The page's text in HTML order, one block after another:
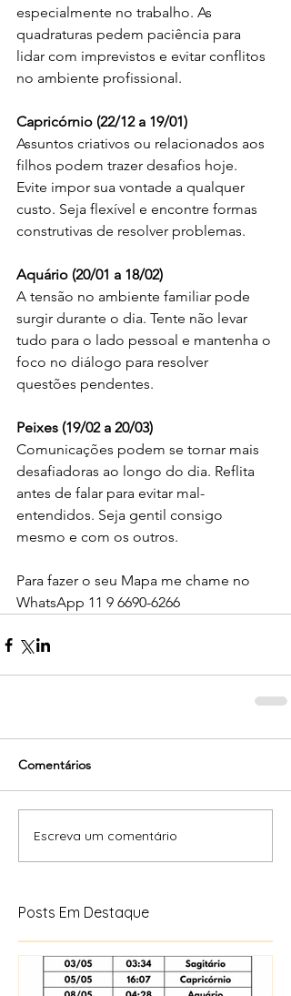
especialmente no trabalho. As
quadraturas pedem paciência para
lidar com imprevistos e evitar conflitos
no ambiente profissional.
Capricórnio (22/12 a 19/01)
Assuntos criativos ou relacionados aos
filhos podem trazer desafios hoje.
Evite impor sua vontade a qualquer
custo. Seja flexível e encontre formas
construtivas de resolver problemas.
Aquário (20/01 a 18/02)
A tensão no ambiente familiar pode
surgir durante o dia. Tente não levar
tudo para o lado pessoal e mantenha o
foco no diálogo para resolver
questões pendentes.
Peixes (19/02 a 20/03)
Comunicações podem se tornar mais
desafiadoras ao longo do dia. Reflita
antes de falar para evitar mal-
entendidos. Seja gentil consigo
mesmo e com os outros.
Para fazer o seu Mapa me chame no
WhatsApp 11 9 6690-6266
Comentários
Escreva um comentário
Posts Em Destaque